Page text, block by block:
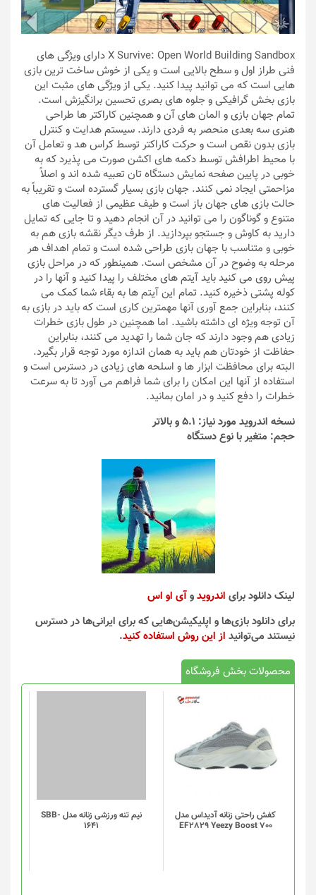
X Survive: Open World Building Sandbox دارای ویژگی های
فنی طراز اول و سطح بالایی است و یکی از خوش ساخت ترین بازی
هایی است که می توانید پیدا کنید. یکی از ویژگی های مثبت این
بازی بخش گرافیکی و جلوه های بصری تحسین برانگیزش است.
تمام جهان بازی و المان های آن و همچنین کاراکتر ها طراحی
هنری سه بعدی منحصر به فردی دارند. سیستم هدایت و کنترل
بازی بدون نقص است و حرکت کاراکتر توسط کراس هد و تعامل آن
با محیط اطرافش توسط دکمه های اکشن صورت می پذیرد که به
خوبی در پایین صفحه نمایش دستگاه تان تعبیه شده اند و اصلاً
مزاحمتی ایجاد نمی کنند. جهان بازی بسیار گسترده است و تقریباً به
حالت بازی های جهان باز است و طیف عظیمی از فعالیت های
متنوع و گوناگون را می توانید در آن انجام دهید و تا جایی که تمایل
دارید به کاوش و جستجو بپردازید. از طرف دیگر نقشه بازی هم به
خوبی و متناسب با جهان بازی طراحی شده است و تمام اهداف هر
مرحله به وضوح در آن مشخص است. همینطور که در مراحل بازی
پیش روی می کنید باید آیتم های مختلف را پیدا کنید و آنها را در
کوله پشتی ذخیره کنید. تمام این آیتم ها به بقاء شما کمک می
کنند، بنابراین جمع آوری آنها مهمترین کاری است که باید در بازی به
آن توجه ویژه ای داشته باشید. اما همچنین در طول بازی خطرات
زیادی هم وجود دارند که جان شما را تهدید می کنند، بنابراین
حفاظت از خودتان هم باید به همان اندازه مورد توجه قرار بگیرد.
البته برای محافظت ابزار ها و اسلحه های زیادی در دسترس است و
استفاده از آنها این امکان را برای شما فراهم می آورد تا به سرعت
خطرات را دفع کنید و در امان بمانید.
نسخه اندروید مورد نیاز: 5.1 و بالاتر
حجم: متغیر با نوع دستگاه
لینک دانلود برای اندرویدوآی او اس
برای دانلود بازی‌ها و اپلیکیشن‌هایی که برای ایرانی‌ها در دسترس
نیستند می‌توانید از این روش استفاده کنید.
محصولات بخش فروشگاه
کفش راحتی زنانه آدیداس مدل
EF2829 Yeezy Boost 700
نیم تنه ورزشی زنانه مدل SBB-
1641
باشد.
گزینه
ها